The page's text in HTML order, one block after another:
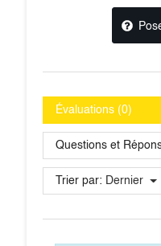
Évaluations (0)
Questions et
Trier par: Dernier